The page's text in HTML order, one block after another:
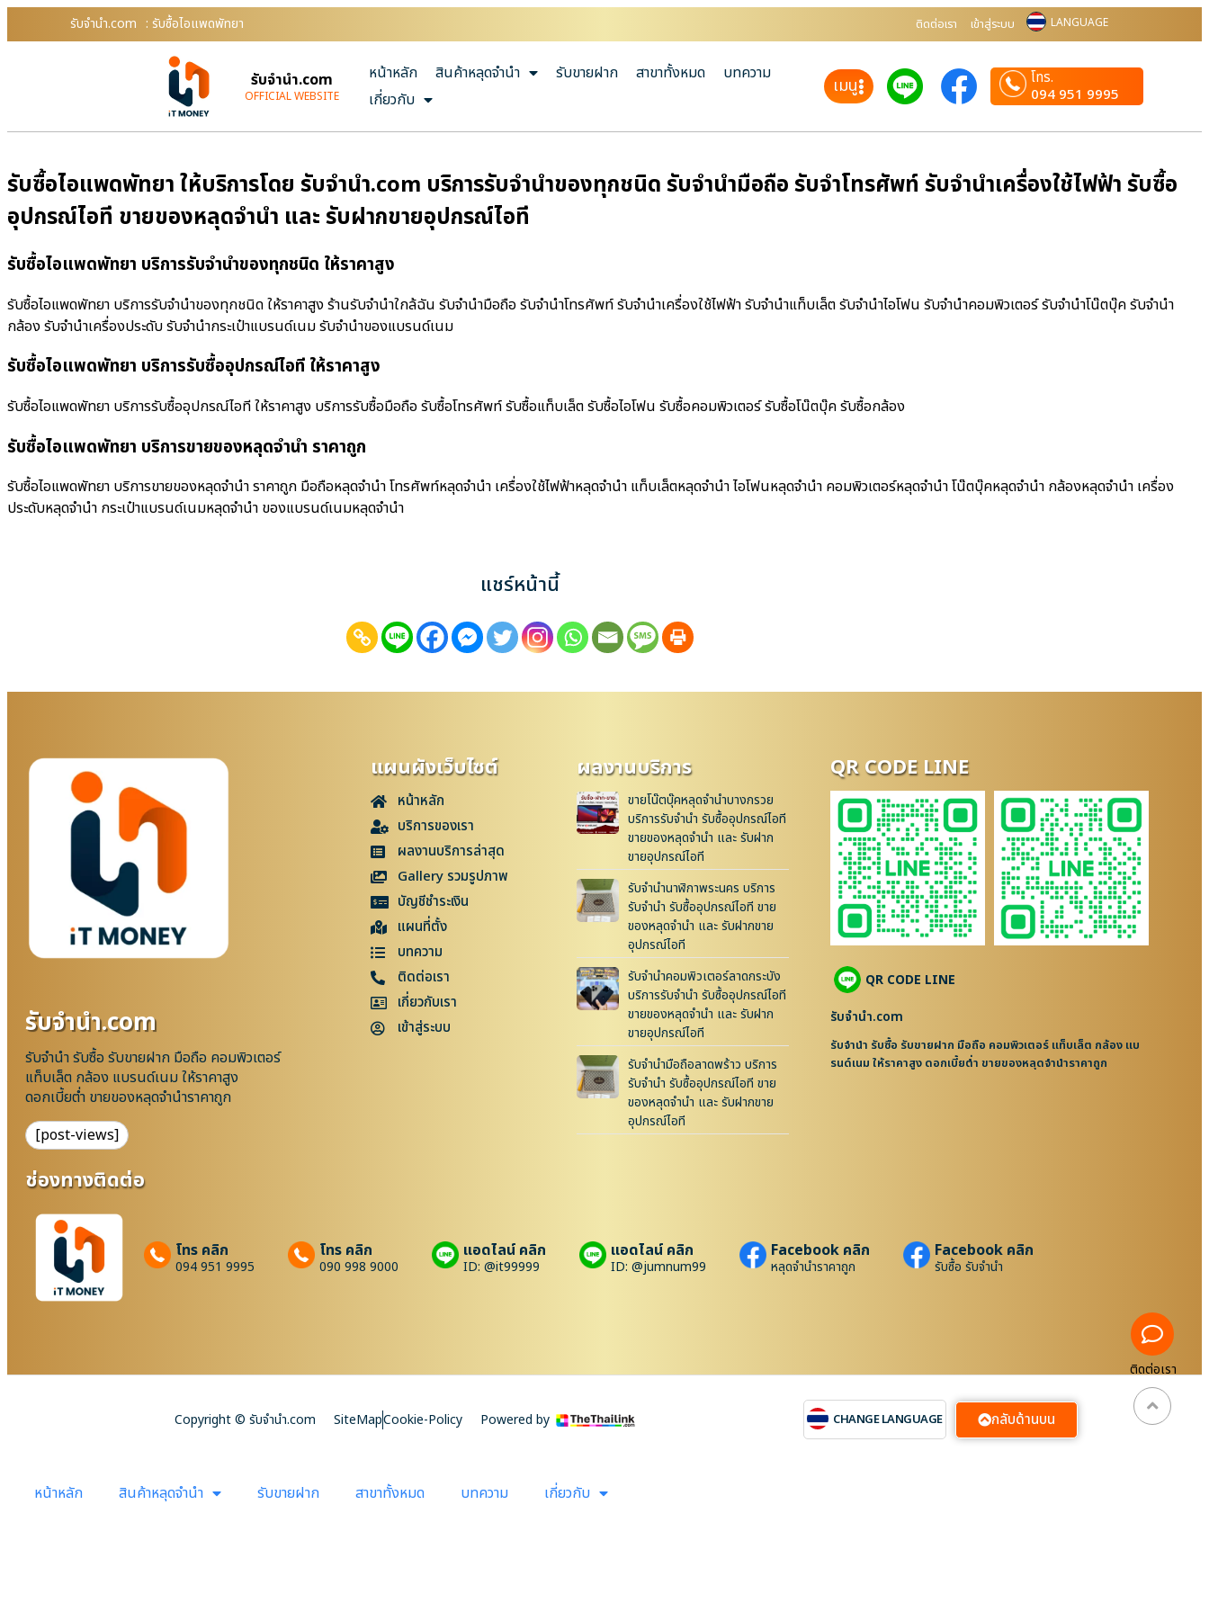
รับจํานํา.com : รับซื้อไอแพดพัทยา ติดต่อเรา เข้าสู่ระบบ LANGUAGE
รับจํานํา.com
OFFICIAL WEBSITE
หน้าหลัก สินค้าหลุดจำนำ รับขายฝาก สาขาทั้งหมด
บทความ
เกี่ยวกับ
เมนู
โทร.
094 951 9995
รับซื้อไอแพดพัทยา ให้บริการโดย รับจํานํา.com บริการรับจำนำของทุกชนิด รับจำนำมือถือ รับจำโทรศัพท์ รับจำนำเครื่องใช้ไฟฟ้า รับซื้อ
อุปกรณ์ไอที ขายของหลุดจำนำ และ รับฝากขายอุปกรณ์ไอที
รับซื้อไอแพดพัทยา บริการรับจำนำของทุกชนิด ให้ราคาสูง
รับซื้อไอแพดพัทยา บริการรับจำนำของทุกชนิด ให้ราคาสูง ร้านรับจํานําใกล้ฉัน รับจำนำมือถือ รับจำนำโทรศัพท์ รับจำนำเครื่องใช้ไฟฟ้า รับจำนำแท็บเล็ต รับจำนำไอโฟน รับจำนำคอมพิวเตอร์ รับจำนำโน๊ตบุ๊ค รับจำนำ
กล้อง รับจำนำเครื่องประดับ รับจำนำกระเป๋าแบรนด์เนม รับจำนำของแบรนด์เนม
รับซื้อไอแพดพัทยา บริการรับซื้ออุปกรณ์ไอที ให้ราคาสูง
รับซื้อไอแพดพัทยา บริการรับซื้ออุปกรณ์ไอที ให้ราคาสูง บริการรับซื้อมือถือ รับซื้อโทรศัพท์ รับซื้อแท็บเล็ต รับซื้อไอโฟน รับซื้อคอมพิวเตอร์ รับซื้อโน๊ตบุ๊ค รับซื้อกล้อง
รับซื้อไอแพดพัทยา บริการขายของหลุดจำนำ ราคาถูก
รับซื้อไอแพดพัทยา บริการขายของหลุดจำนำ ราคาถูก มือถือหลุดจำนำ โทรศัพท์หลุดจำนำ เครื่องใช้ไฟฟ้าหลุดจำนำ แท็บเล็ตหลุดจำนำ ไอโฟนหลุดจำนำ คอมพิวเตอร์หลุดจำนำ โน๊ตบุ๊คหลุดจำนำ กล้องหลุดจำนำ เครื่อง
ประดับหลุดจำนำ กระเป๋าแบรนด์เนมหลุดจำนำ ของแบรนด์เนมหลุดจำนำ
แชร์หน้านี้
รับจํานํา.com
รับจำนำ รับซื้อ รับขายฝาก มือถือ คอมพิวเตอร์
แท็บเล็ต กล้อง แบรนด์เนม ให้ราคาสูง
ดอกเบี้ยต่ำ ขายของหลุดจำนำราคาถูก
[post-views]
แผนผังเว็บไซต์
หน้าหลัก
บริการของเรา
ผลงานบริการล่าสุด
Gallery รวมรูปภาพ
บัญชีชำระเงิน
แผนที่ตั้ง
บทความ
ติดต่อเรา
เกี่ยวกับเรา
เข้าสู่ระบบ
ผลงานบริการ
ขายโน๊ตบุ๊คหลุดจำนำบางกรวย
บริการรับจำนำ รับซื้ออุปกรณ์ไอที
ขายของหลุดจำนำ และ รับฝาก
ขายอุปกรณ์ไอที
รับจำนำนาฬิกาพระนคร บริการ
รับจำนำ รับซื้ออุปกรณ์ไอที ขาย
ของหลุดจำนำ และ รับฝากขาย
อุปกรณ์ไอที
รับจำนำคอมพิวเตอร์ลาดกระบัง
บริการรับจำนำ รับซื้ออุปกรณ์ไอที
ขายของหลุดจำนำ และ รับฝาก
ขายอุปกรณ์ไอที
รับจำนำมือถือลาดพร้าว บริการ
รับจำนำ รับซื้ออุปกรณ์ไอที ขาย
ของหลุดจำนำ และ รับฝากขาย
อุปกรณ์ไอที
QR CODE LINE
QR CODE LINE
รับจํานํา.com
รับจำนำ รับซื้อ รับขายฝาก มือถือ คอมพิวเตอร์ แท็บเล็ต กล้อง แบ
รนด์เนม ให้ราคาสูง ดอกเบี้ยต่ำ ขายของหลุดจำนำราคาถูก
ช่องทางติดต่อ
โทร คลิก
094 951 9995
โทร คลิก
090 998 9000
แอดไลน์ คลิก
ID: @it99999
แอดไลน์ คลิก
ID: @jumnum99
Facebook คลิก
หลุดจำนำราคาถูก
Facebook คลิก
รับซื้อ รับจำนำ
Copyright © รับจํานํา.com SiteMapCookie-Policy Powered by CHANGE LANGUAGE กลับด้านบน
ติดต่อเรา
หน้าหลัก สินค้าหลุดจำนำ รับขายฝาก สาขาทั้งหมด บทความ เกี่ยวกับ